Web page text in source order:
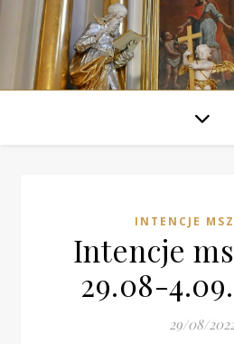
INTENCJE
Intencje
29.08-
29/08/